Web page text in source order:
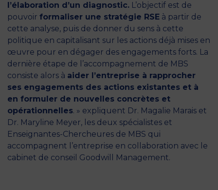
l’élaboration d’un diagnostic. L’objectif est de
pouvoir formaliser une stratégie RSE à partir de
cette analyse, puis de donner du sens à cette
politique en capitalisant sur les actions déjà mises en
œuvre pour en dégager des engagements forts. La
dernière étape de l’accompagnement de MBS
consiste alors à aider l’entreprise à rapprocher
ses engagements des actions existantes et à
en formuler de nouvelles concrètes et
opérationnelles. » expliquent Dr. Magalie Marais et
Dr. Maryline Meyer, les deux spécialistes et
Enseignantes-Chercheures de MBS qui
accompagnent l’entreprise en collaboration avec le
cabinet de conseil Goodwill Management.